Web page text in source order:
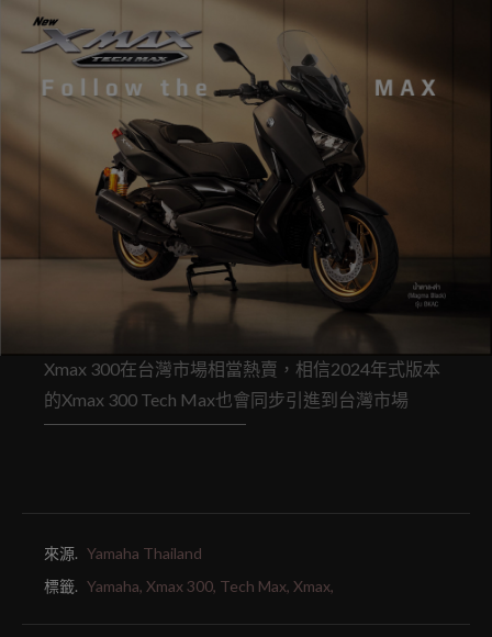
Xmax 300在台灣市場相當熱賣，相信2024年式版本
的Xmax 300 Tech Max也會同步引進到台灣市場
來源. Yamaha Thailand
標籤. Yamaha, Xmax 300, Tech Max, Xmax,